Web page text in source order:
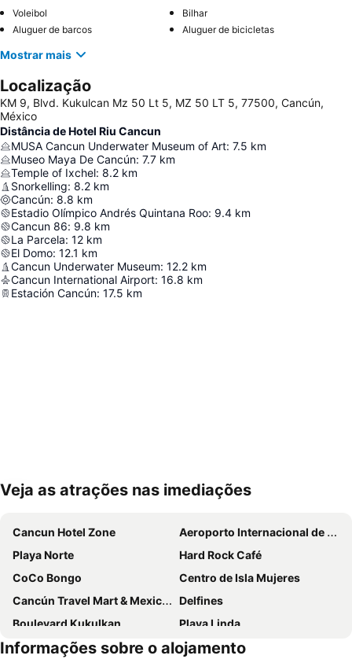
Voleibol
Bilhar
Aluguer de barcos
Aluguer de bicicletas
Mostrar mais
Localização
KM 9, Blvd. Kukulcan Mz 50 Lt 5, MZ 50 LT 5, 77500, Cancún,
México
Distância de Hotel Riu Cancun
MUSA Cancun Underwater Museum of Art: 7.5 km
Museo Maya De Cancún: 7.7 km
Temple of Ixchel: 8.2 km
Snorkelling: 8.2 km
Cancún: 8.8 km
Estadio Olímpico Andrés Quintana Roo: 9.4 km
Cancun 86: 9.8 km
La Parcela: 12 km
El Domo: 12.1 km
Cancun Underwater Museum: 12.2 km
Cancun International Airport: 16.8 km
Estación Cancún: 17.5 km
Ampliar mapa
Veja as atrações nas imediações
Cancun Hotel Zone
Aeroporto Internacional de Cancún
Playa Norte
Hard Rock Café
CoCo Bongo
Centro de Isla Mujeres
Cancún Travel Mart & Mexico Summit
Delfines
Boulevard Kukulkan
Playa Linda
Isla Mujeres Founding Day
Parque Nacional Isla Contoy
Informações sobre o alojamento